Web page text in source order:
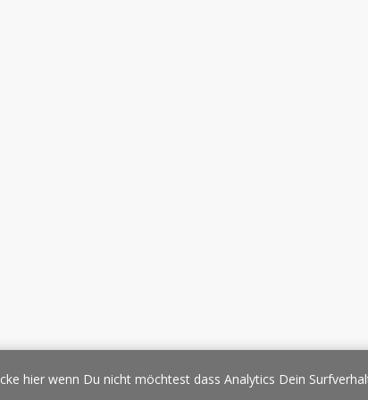
Werbung/Sponsoring Impressum Copyright
hier wenn Du nicht möchtest dass Analytics Dein